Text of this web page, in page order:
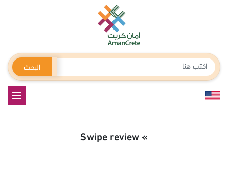
البحث
» Swipe review